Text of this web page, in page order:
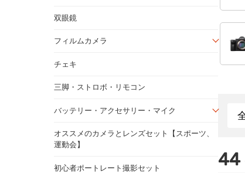
44
双眼鏡
フィルムカメラ
チェキ
三脚・ストロボ・リモコン
バッテリー・アクセサリー・マイク
オススメのカメラとレンズセット【スポーツ、
運動会】
初心者ポートレート撮影セット